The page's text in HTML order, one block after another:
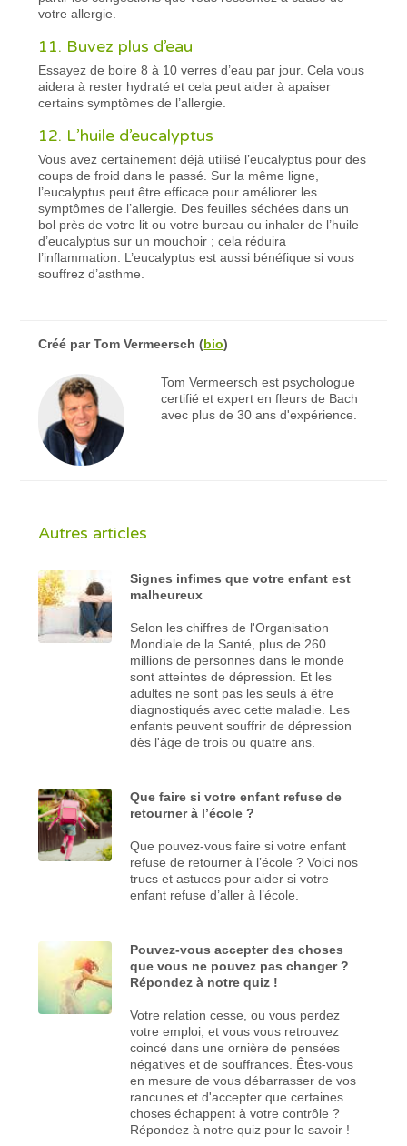
votre allergie.
11. Buvez plus d’eau
Essayez de boire 8 à 10 verres d’eau par jour. Cela vous
aidera à rester hydraté et cela peut aider à apaiser
certains symptômes de l’allergie.
12. L’huile d’eucalyptus
Vous avez certainement déjà utilisé l’eucalyptus pour des
coups de froid dans le passé. Sur la même ligne,
l’eucalyptus peut être efficace pour améliorer les
symptômes de l’allergie. Des feuilles séchées dans un
bol près de votre lit ou votre bureau ou inhaler de l’huile
d’eucalyptus sur un mouchoir ; cela réduira
l’inflammation. L’eucalyptus est aussi bénéfique si vous
souffrez d’asthme.
Créé parTom Vermeersch (bio)
Tom Vermeersch est psychologue
certifié et expert en fleurs de Bach
avec plus de 30 ans d'expérience.
Autres articles
Signes infimes que votre enfant est
malheureux
Selon les chiffres de l'Organisation
Mondiale de la Santé, plus de 260
millions de personnes dans le monde
sont atteintes de dépression. Et les
adultes ne sont pas les seuls à être
diagnostiqués avec cette maladie. Les
enfants peuvent souffrir de dépression
dès l'âge de trois ou quatre ans.
Que faire si votre enfant refuse de
retourner à l’école ?
Que pouvez-vous faire si votre enfant
refuse de retourner à l’école ? Voici nos
trucs et astuces pour aider si votre
enfant refuse d’aller à l’école.
Pouvez-vous accepter des choses
que vous ne pouvez pas changer ?
Répondez à notre quiz !
Votre relation cesse, ou vous perdez
votre emploi, et vous vous retrouvez
coincé dans une ornière de pensées
négatives et de souffrances. Êtes-vous
en mesure de vous débarrasser de vos
rancunes et d'accepter que certaines
choses échappent à votre contrôle ?
Répondez à notre quiz pour le savoir !